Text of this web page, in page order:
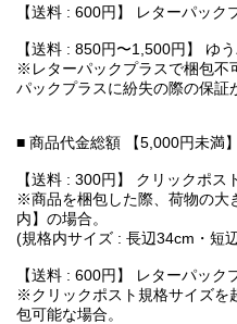
【送料 : 600円】 レターパック
【送料 : 850円〜1,500円】 ゆ
※レターパックプラスで梱包不
パックプラスに紛失の際の保証
■ 商品代金総額 【5,000円未満】
【送料 : 300円】 クリックポス
※商品を梱包した際、荷物の大
内】の場合。
(規格内サイズ : 長辺34cm・短
【送料 : 600円】 レターパック
※クリックポスト規格サイズを
包可能な場合。